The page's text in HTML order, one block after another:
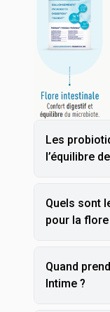
Les
l’équilibre
Quels sont
pour la
Quand
Intime ?